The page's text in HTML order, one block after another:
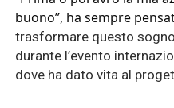
buono”, ha sempre
trasformare questo
durante l’evento
dove ha dato vita al